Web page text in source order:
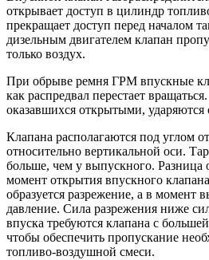
открывает доступ в цилиндр
прекращает доступ перед началом
дизельным двигателем клапан
только воздух.
При обрыве ремня ГРМ впускные
как распредвал перестает
оказавшихся открытыми, ударяются
Клапана располагаются под углом
относительно вертикальной оси.
больше, чем у выпускного. Разница
момент открытия впускного
образуется разрежение, а в
давление. Сила разрежения ниже
впуска требуются клапана с
чтобы обеспечить пропускание
топливо-воздушной смеси.